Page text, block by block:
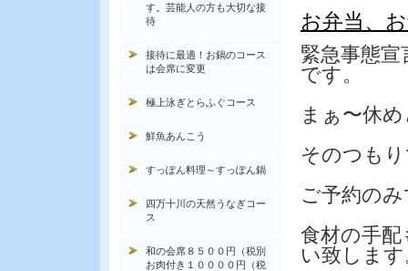
お弁当、
緊急事態
です。
まぁ〜休
そのつも
ご予約の
食材の手
い致しま
す。芸能人の方も大切な接
待
接待に最適！お鍋のコース
は会席に変更
極上泳ぎとらふぐコース
鮮魚あんこう
すっぽん料理～すっぽん鍋
四万十川の天然うなぎコー
ス
和の会席８５００円（税別
お肉付き１００００円（税